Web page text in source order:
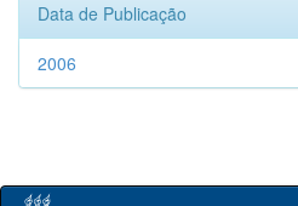
Data de Publicação
2006